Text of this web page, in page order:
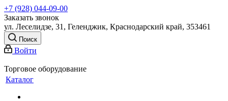
+7 (928) 044-09-00
Заказать звонок
ул. Леселидзе, 31, Геленджик, Краснодарский край, 353461
Поиск
Войти
Торговое оборудование
Каталог